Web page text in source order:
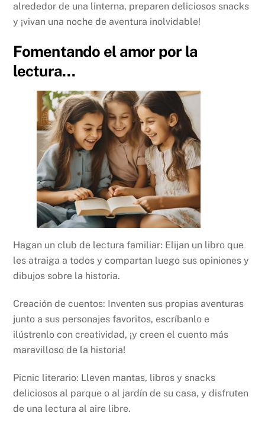
alrededor de una linterna, preparen deliciosos snacks
y ¡vivan una noche de aventura inolvidable!
Fomentando el amor por la
lectura…
Hagan un club de lectura familiar: Elijan un libro que
les atraiga a todos y compartan luego sus opiniones y
dibujos sobre la historia.
Creación de cuentos: Inventen sus propias aventuras
junto a sus personajes favoritos, escríbanlo e
ilústrenlo con creatividad, ¡y creen el cuento más
maravilloso de la historia!
Picnic literario: Lleven mantas, libros y snacks
deliciosos al parque o al jardín de su casa, y disfruten
de una lectura al aire libre.